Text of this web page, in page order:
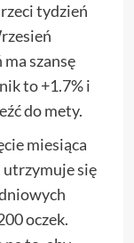
tydzień
szansę
to +1.7% i
do mety.
miesiąca
utrzymuje się
oczek.